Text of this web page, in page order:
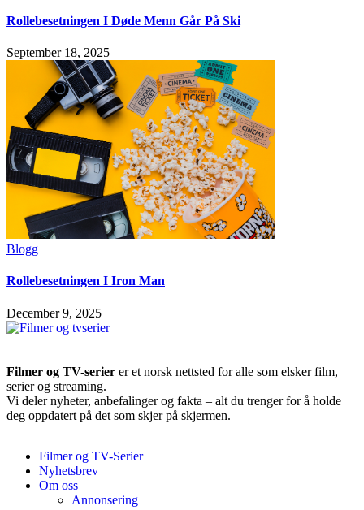
Rollebesetningen I Døde Menn Går På Ski
September 18, 2025
Blogg
Rollebesetningen I Iron Man
December 9, 2025
Filmer og TV-serier er et norsk nettsted for alle som elsker film,
serier og streaming.
Vi deler nyheter, anbefalinger og fakta – alt du trenger for å holde
deg oppdatert på det som skjer på skjermen.
Filmer og TV-Serier
Nyhetsbrev
Om oss
Annonsering